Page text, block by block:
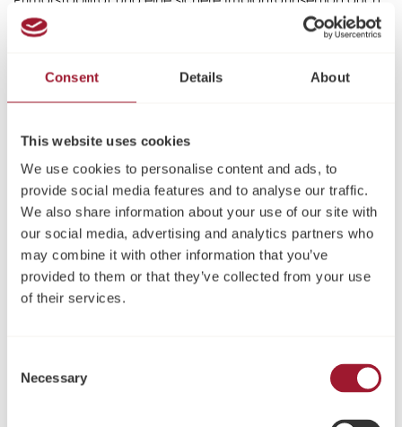
Consent Details About
This website uses cookies
We use cookies to personalise content and ads, to
provide social media features and to analyse our traffic.
We also share information about your use of our site with
our social media, advertising and analytics partners who
may combine it with other information that you’ve
provided to them or that they’ve collected from your use
of their services.
Selection
Necessary
unter anspruchsvollen Bedingungen gewährleistet.
Implantate mit
progressivem Edge-Gewindedesign
bei weichem Knochen.
von der klinischen Situation.
EinheitlicheStandard Plattform (SP)für eine einfache
prothetische Weiterverarbeitung.
Teil des bewährtenNeossONE™-Konzepts.
Verfügbare Varianten
Durchmesser: 3,5 mm | 4,0 mm | 4,5 mm | 5,0 mm
Ideal für Anwender mit vorhandenem chirurgischem